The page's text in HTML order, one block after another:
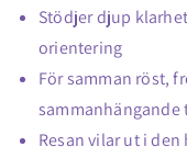
Stödjer djup
orientering
För samman röst,
sammanhängande
Resan vilar ut i